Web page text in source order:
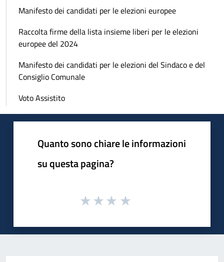
Manifesto dei candidati per le elezioni europee
Raccolta firme della lista insieme liberi per le elezioni
europee del 2024
Manifesto dei candidati per le elezioni del Sindaco e del
Consiglio Comunale
Voto Assistito
Quanto sono chiare le informazioni
su questa pagina?